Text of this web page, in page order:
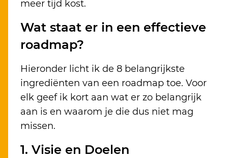
meer tijd kost.
Wat staat er in een effectieve
roadmap?
Hieronder licht ik de 8 belangrijkste
ingrediënten van een roadmap toe. Voor
elk geef ik kort aan wat er zo belangrijk
aan is en waarom je die dus niet mag
missen.
1. Visie en Doelen